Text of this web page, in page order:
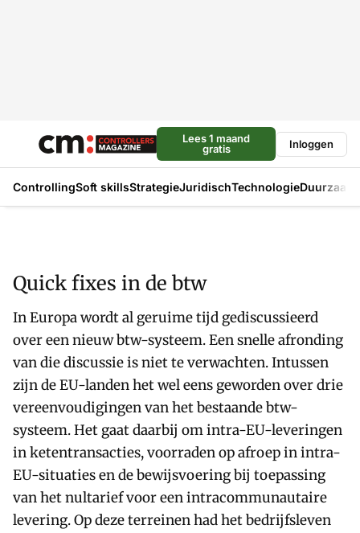
Lees 1 maand
gratis
Inloggen
ControllingSoft skillsStrategieJuridischTechnologie
Quick fixes in de btw
In Europa wordt al geruime tijd gediscussieerd
over een nieuw btw-systeem. Een snelle afronding
van die discussie is niet te verwachten. Intussen
zijn de EU-landen het wel eens geworden over drie
vereenvoudigingen van het bestaande btw-
systeem. Het gaat daarbij om intra-EU-leveringen
in ketentransacties, voorraden op afroep in intra-
EU-situaties en de bewijsvoering bij toepassing
van het nultarief voor een intracommunautaire
levering. Op deze terreinen had het bedrijfsleven